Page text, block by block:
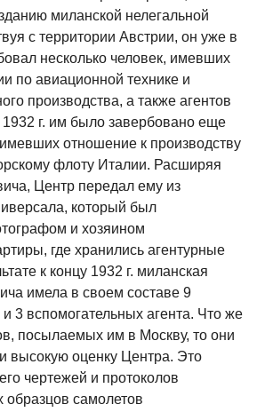
миланской нелегальной
с территории Австрии, он уже в
несколько человек, имевших
по авиационной технике и
производства, а также агентов
1932 г. им было завербовано еще
отношение к производству
флоту Италии. Расширяя
Центр передал ему из
который был
и хозяином
где хранились агентурные
к концу 1932 г. миланская
имела в своем составе 9
и 3 вспомогательных агента. Что же
посылаемых им в Москву, то они
высокую оценку Центра. Это
чертежей и протоколов
самолетов